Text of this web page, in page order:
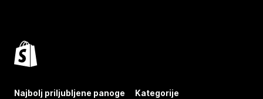
Najbolj priljubljene panoge Kategorije